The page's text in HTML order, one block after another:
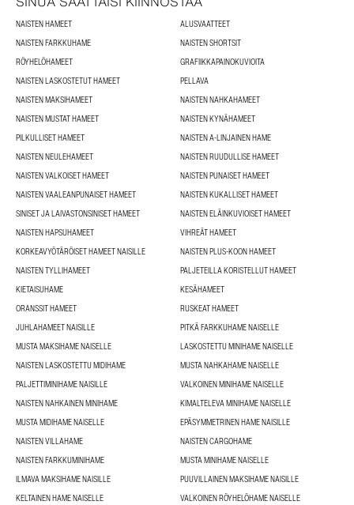
NAISTEN HAMEET
ALUSVAATTEET
NAISTEN FARKKUHAME
NAISTEN SHORTSIT
RÖYHELÖHAMEET
GRAFIIKKAPAINOKUVIOITA
NAISTEN LASKOSTETUT HAMEET
PELLAVA
NAISTEN MAKSIHAMEET
NAISTEN NAHKAHAMEET
NAISTEN MUSTAT HAMEET
NAISTEN KYNÄHAMEET
PILKULLISET HAMEET
NAISTEN A-LINJAINEN HAME
NAISTEN NEULEHAMEET
NAISTEN RUUDULLISE HAMEET
NAISTEN VALKOISET HAMEET
NAISTEN PUNAISET HAMEET
NAISTEN VAALEANPUNAISET HAMEET
NAISTEN KUKALLISET HAMEET
SINISET JA LAIVASTONSINISET HAMEET
NAISTEN ELÄINKUVIOISET HAMEET
NAISTEN HAPSUHAMEET
VIHREÄT HAMEET
KORKEAVYÖTÄRÖISET HAMEET NAISILLE
NAISTEN PLUS-KOON HAMEET
NAISTEN TYLLIHAMEET
PALJETEILLA KORISTELLUT HAMEET
KIETAISUHAME
KESÄHAMEET
ORANSSIT HAMEET
RUSKEAT HAMEET
JUHLAHAMEET NAISILLE
PITKÄ FARKKUHAME NAISELLE
MUSTA MAKSIHAME NAISELLE
LASKOSTETTU MINIHAME NAISELLE
NAISTEN LASKOSTETTU MIDIHAME
MUSTA NAHKAHAME NAISELLE
PALJETTIMINIHAME NAISILLE
VALKOINEN MINIHAME NAISELLE
NAISTEN NAHKAINEN MINIHAME
KIMALTELEVA MINIHAME NAISELLE
MUSTA MIDIHAME NAISELLE
EPÄSYMMETRINEN HAME NAISILLE
NAISTEN VILLAHAME
NAISTEN CARGOHAME
NAISTEN FARKKUMINIHAME
MUSTA MINIHAME NAISELLE
ILMAVA MAKSIHAME NAISILLE
PUUVILLAINEN MAKSIHAME NAISILLE
KELTAINEN HAME NAISELLE
VALKOINEN RÖYHELÖHAME NAISELLE